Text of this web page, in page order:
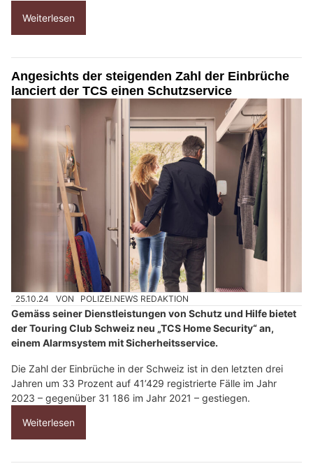
Weiterlesen
Angesichts der steigenden Zahl der Einbrüche
lanciert der TCS einen Schutzservice
25.10.24 VON POLIZEI.NEWS REDAKTION
Gemäss seiner Dienstleistungen von Schutz und Hilfe bietet
der Touring Club Schweiz neu „TCS Home Security“ an,
einem Alarmsystem mit Sicherheitsservice.
Die Zahl der Einbrüche in der Schweiz ist in den letzten drei
Jahren um 33 Prozent auf 41’429 registrierte Fälle im Jahr
2023 – gegenüber 31 186 im Jahr 2021 – gestiegen.
Weiterlesen